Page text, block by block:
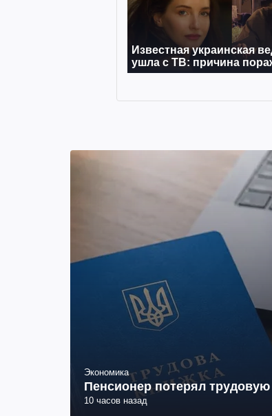
Экономика
Пенсионер потерял
10 часов назад